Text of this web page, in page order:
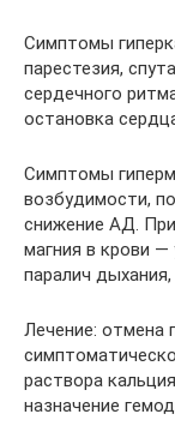
Симптомы
парестезия,
сердечного
остановка
Симптомы
возбудимости,
снижение АД.
магния в крови —
паралич дыхания,
Лечение: отмена
раствора
назначение